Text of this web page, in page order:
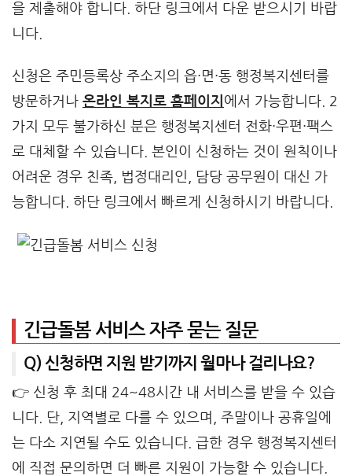
을 제출해야 합니다. 하단 링크에서 다운 받으시기 바랍
니다.
신청은 주민등록상 주소지의 읍·면·동 행정복지센터를
방문하거나 온라인 복지로 홈페이지 에서 가능합니다. 2
가지 모두 불가하신 분은 행정복지센터 전화·우편·팩스
로 대체할 수 있습니다. 본인이 신청하는 것이 원칙이나
어려운 경우 친족, 법정대리인, 담당 공무원이 대신 가
능합니다. 하단 링크에서 빠르게 신청하시기 바랍니다.
긴급돌봄 서비스 자주 묻는 질문
Q) 신청하면 지원 받기까지 월마나 걸리나요?
👉 신청 후 최대 24~48시간 내 서비스를 받을 수 있습
니다. 단, 지역별로 다를 수 있으며, 주말이나 공휴일에
는 다소 지연될 수도 있습니다. 급한 경우 행정복지센터
에 직접 문의하면 더 빠른 지원이 가능할 수 있습니다.